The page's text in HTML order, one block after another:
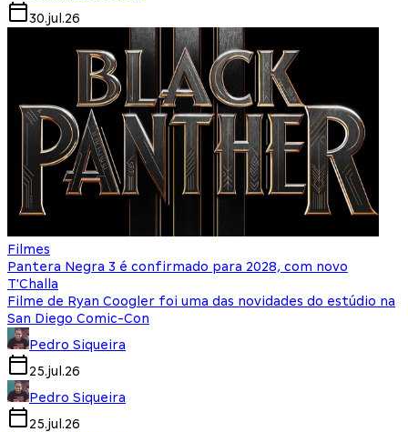
30.jul.26
Filmes
Pantera Negra 3 é confirmado para 2028, com novo
T'Challa
Filme de Ryan Coogler foi uma das novidades do estúdio na
San Diego Comic-Con
Pedro Siqueira
25.jul.26
Pedro Siqueira
25.jul.26